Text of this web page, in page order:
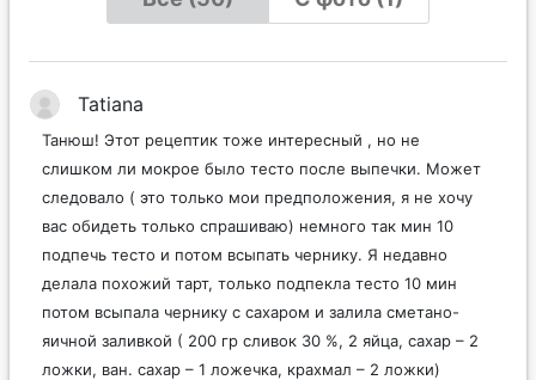
Tatiana
Танюш! Этот рецептик тоже интересный , но не
слишком ли мокрое было тесто после выпечки. Может
следовало ( это только мои предположения, я не хочу
вас обидеть только спрашиваю) немного так мин 10
подпечь тесто и потом всыпать чернику. Я недавно
делала похожий тарт, только подпекла тесто 10 мин
потом всыпала чернику с сахаром и залила сметано-
яичной заливкой ( 200 гр сливок 30 %, 2 яйца, сахар – 2
ложки, ван. сахар – 1 ложечка, крахмал – 2 ложки)